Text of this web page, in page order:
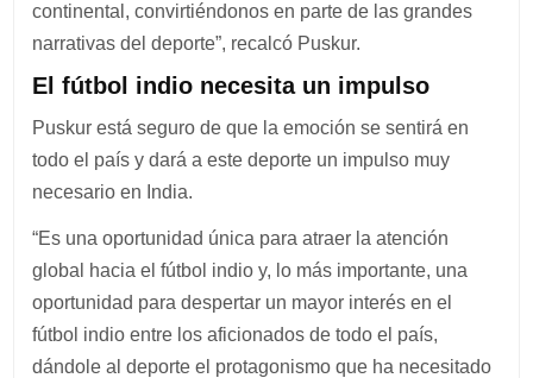
continental, convirtiéndonos en parte de las grandes
narrativas del deporte”, recalcó Puskur.
El fútbol indio necesita un impulso
Puskur está seguro de que la emoción se sentirá en
todo el país y dará a este deporte un impulso muy
necesario en India.
“Es una oportunidad única para atraer la atención
global hacia el fútbol indio y, lo más importante, una
oportunidad para despertar un mayor interés en el
fútbol indio entre los aficionados de todo el país,
dándole al deporte el protagonismo que ha necesitado